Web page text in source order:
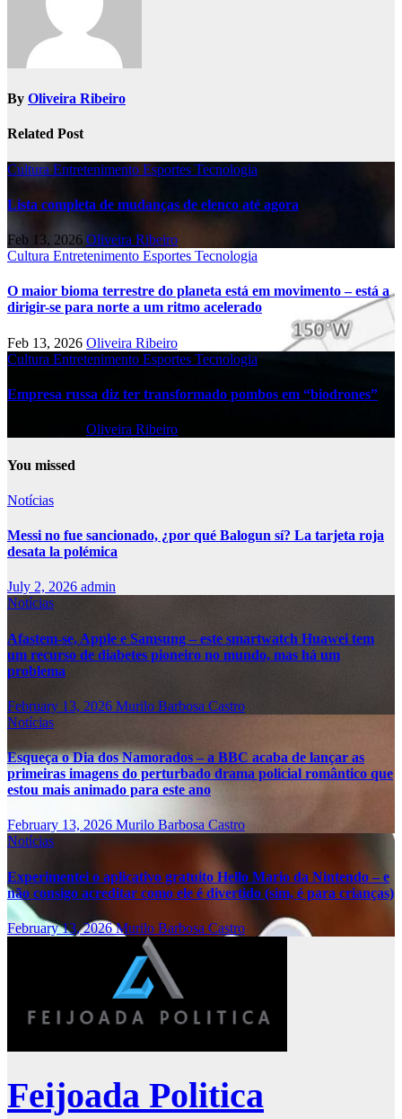
By Oliveira Ribeiro
Related Post
Cultura Entretenimento Esportes Tecnologia
Lista completa de mudanças de elenco até agora
Feb 13, 2026 Oliveira Ribeiro
Cultura Entretenimento Esportes Tecnologia
O maior bioma terrestre do planeta está em movimento – está a
dirigir-se para norte a um ritmo acelerado
Feb 13, 2026 Oliveira Ribeiro
Cultura Entretenimento Esportes Tecnologia
Empresa russa diz ter transformado pombos em “biodrones”
Oliveira Ribeiro
You missed
Notícias
Messi no fue sancionado, ¿por qué Balogun sí? La tarjeta roja
desata la polémica
July 2, 2026 admin
Notícias
Afastem-se, Apple e Samsung – este smartwatch Huawei tem
um recurso de diabetes pioneiro no mundo, mas há um
problema
February 13, 2026 Murilo Barbosa Castro
Notícias
Esqueça o Dia dos Namorados – a BBC acaba de lançar as
primeiras imagens do perturbado drama policial romântico que
estou mais animado para este ano
February 13, 2026 Murilo Barbosa Castro
Notícias
Experimentei o aplicativo gratuito Hello Mario da Nintendo – e
não consigo acreditar como ele é divertido (sim, é para crianças)
February 13, 2026Murilo Barbosa Castro
Feijoada Politica